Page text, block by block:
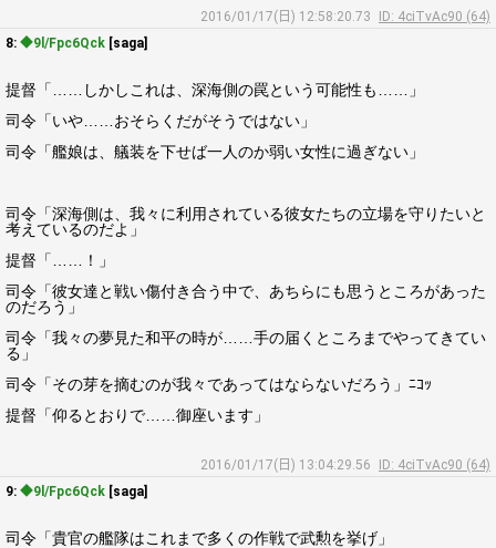
2016/01/17(日) 12:58:20.73
ID: 4ciTvAc90 (64)
8: ◆9l/Fpc6Qck [saga]
提督「……しかしこれは、深海側の罠という可能性も……」
司令「いや……おそらくだがそうではない」
司令「艦娘は、艤装を下せば一人のか弱い女性に過ぎない」
司令「深海側は、我々に利用されている彼女たちの立場を守りたいと
考えているのだよ」
提督「……！」
司令「彼女達と戦い傷付き合う中で、あちらにも思うところがあった
のだろう」
司令「我々の夢見た和平の時が……手の届くところまでやってきてい
る」
司令「その芽を摘むのが我々であってはならないだろう」ﾆｺｯ
提督「仰るとおりで……御座います」
2016/01/17(日) 13:04:29.56
ID: 4ciTvAc90 (64)
9: ◆9l/Fpc6Qck [saga]
司令「貴官の艦隊はこれまで多くの作戦で武勲を挙げ」